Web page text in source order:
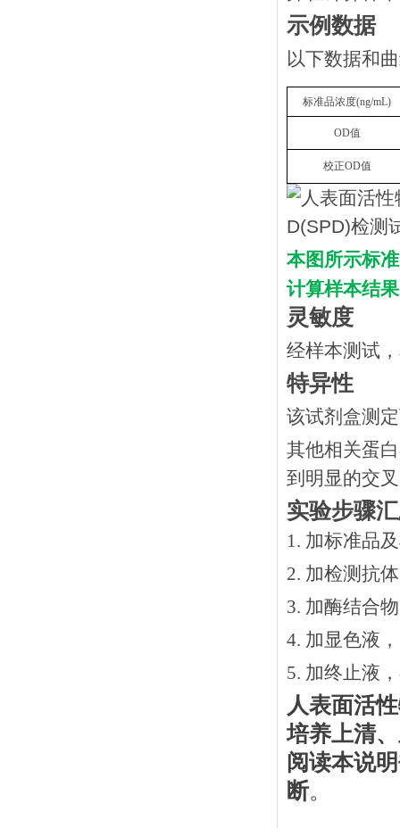
示例数据
以下数据和
标准品浓度(ng/mL)
OD值
校正OD值
本图所示标
计算样本结果
灵敏度
经样本测试
特异性
该试剂盒测
其他相关蛋
到明显的交
实验步骤
1. 加标准品
2. 加检测抗
3. 加酶结合
4. 加显色液
5. 加终止液
人表面活
培养上清
阅读本说
断。